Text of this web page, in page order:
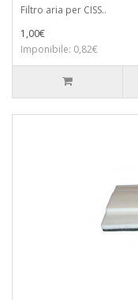
Filtro aria per CISS..
1,00€
Imponibile: 0,82€